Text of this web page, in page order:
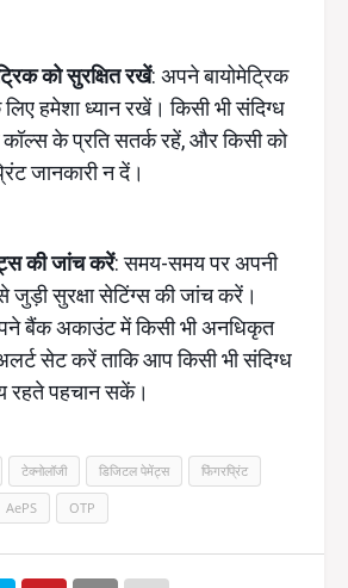
को सुरक्षित रखें: अपने बायोमेट्रिक
लिए हमेशा ध्यान रखें। किसी भी संदिग्ध
कॉल्स के प्रति सतर्क रहें, और किसी को
जानकारी न दें।
की जांच करें: समय-समय पर अपनी
सुरक्षा सेटिंग्स की जांच करें।
बैंक अकाउंट में किसी भी अनधिकृत
सेट करें ताकि आप किसी भी संदिग्ध
रहते पहचान सकें।
टेक्नोलॉजी डिजिटल पेमेंट्स फिंगरप्रिंट
AePS OTP